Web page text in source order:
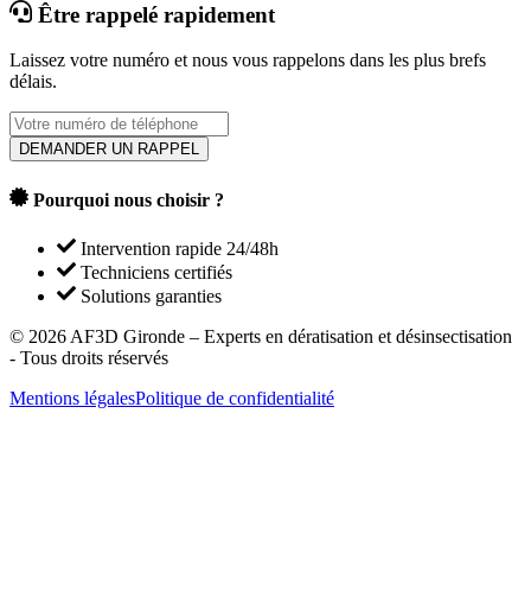
Être rappelé rapidement
Laissez votre numéro et nous vous rappelons dans les plus brefs
délais.
DEMANDER UN RAPPEL
Pourquoi nous choisir ?
Intervention rapide 24/48h
Techniciens certifiés
Solutions garanties
© 2026 AF3D Gironde – Experts en dératisation et désinsectisation
- Tous droits réservés
Mentions légalesPolitique de confidentialité